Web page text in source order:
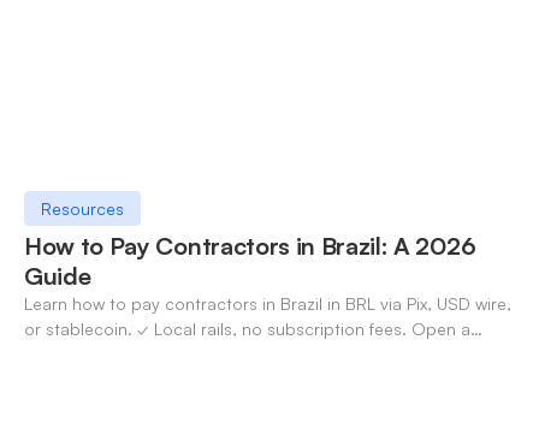
Resources
How to Pay Contractors in Brazil: A 2026
Guide
Learn how to pay contractors in Brazil in BRL via Pix, USD wire,
or stablecoin. ✓ Local rails, no subscription fees. Open a